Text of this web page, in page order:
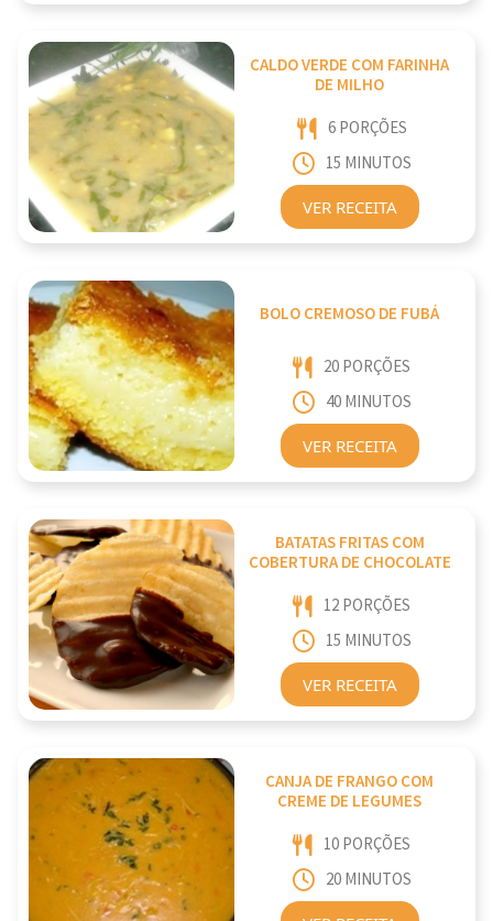
CALDO VERDE COM FARINHA
DE MILHO
6 PORÇÕES
15 MINUTOS
VER RECEITA
BOLO CREMOSO DE FUBÁ
20 PORÇÕES
40 MINUTOS
VER RECEITA
BATATAS FRITAS COM
COBERTURA DE CHOCOLATE
12 PORÇÕES
15 MINUTOS
VER RECEITA
CANJA DE FRANGO COM
CREME DE LEGUMES
10 PORÇÕES
20 MINUTOS